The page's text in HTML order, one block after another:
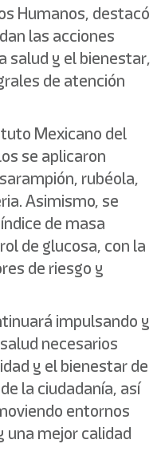
Humanos, destacó
las acciones
salud y el bienestar,
de atención
Mexicano del
se aplicaron
rubéola,
Asimismo, se
de masa
de glucosa, con la
de riesgo y
impulsando y
necesarios
y el bienestar de
la ciudadanía, así
entornos
una mejor calidad